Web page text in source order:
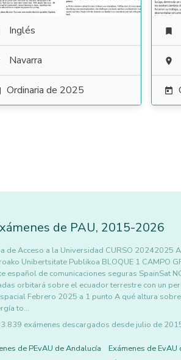
Inglés
Navarra
Ordinaria de 2025



de PAU, 2015-2026
de Acceso a la Universidad CURSO 20242025
Unibertsitate Publikoa BLOQUE 1 CAMPO
español de comunicaciones seguras SpainSat
orbitará sobre el ecuador terrestre con un
Febrero 2025 a 1 punto A qué altura
to…
exámenes descargados desde julio de
de PEvAU de Andalucía
Exámenes de